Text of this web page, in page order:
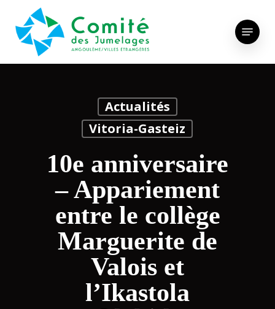
main
Menu
Actualités
Vitoria-Gasteiz
10e anniversaire
– Appariement
entre le collège
Marguerite de
Valois et
l’Ikastola